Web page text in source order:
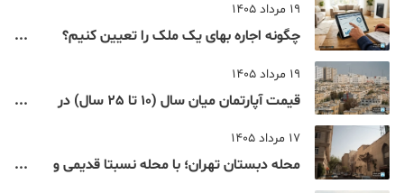
19 مرداد 1405
چگونه اجاره‌ بهای یک ملک را تعیین کنیم؟
19 مرداد 1405
قیمت آپارتمان میان سال (10 تا 25 سال) در
17 مرداد 1405
محله دبستان تهران؛ با محله نسبتا قدیمی و